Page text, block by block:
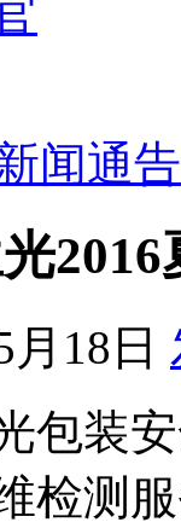
闻通告
月18日
包装
检测